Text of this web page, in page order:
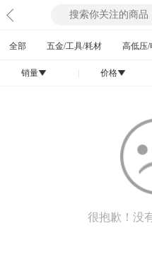
全部 五金/工具/耗材 高低压/
销量󰄢 价格󰄢
很抱歉！没